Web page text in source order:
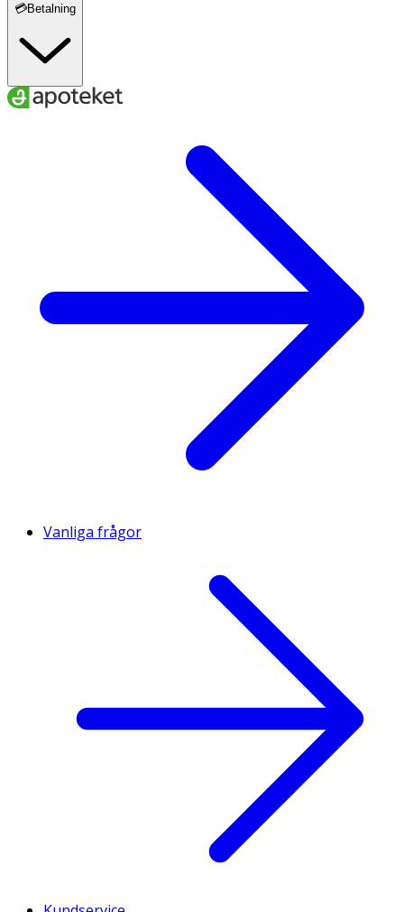
💳Betalning
Vanliga frågor